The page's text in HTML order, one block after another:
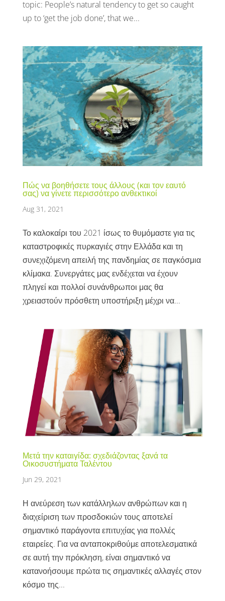
topic: People’s natural tendency to get so caught
up to ‘get the job done’, that we...
Πώς να βοηθήσετε τους άλλους (και τον εαυτό
σας) να γίνετε περισσότερο ανθεκτικοί
Aug 31, 2021
Το καλοκαίρι του 2021 ίσως το θυμόμαστε για τις
καταστροφικές πυρκαγιές στην Ελλάδα και τη
συνεχιζόμενη απειλή της πανδημίας σε παγκόσμια
κλίμακα. Συνεργάτες μας ενδέχεται να έχουν
πληγεί και πολλοί συνάνθρωποι μας θα
χρειαστούν πρόσθετη υποστήριξη μέχρι να...
Μετά την καταιγίδα: σχεδιάζοντας ξανά τα
Οικοσυστήματα Ταλέντου
Jun 29, 2021
Η ανεύρεση των κατάλληλων ανθρώπων και η
διαχείριση των προσδοκιών τους αποτελεί
σημαντικό παράγοντα επιτυχίας για πολλές
εταιρείες. Για να ανταποκριθούμε αποτελεσματικά
σε αυτή την πρόκληση, είναι σημαντικό να
κατανοήσουμε πρώτα τις σημαντικές αλλαγές στον
κόσμο της...